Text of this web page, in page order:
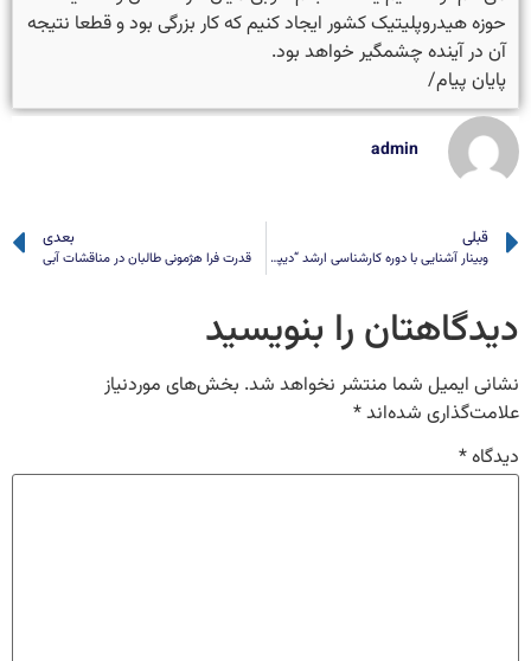
حوزه هیدروپلیتیک کشور ایجاد کنیم که کار بزرگی بود و قطعا نتیجه
آن در آینده چشمگیر خواهد بود.
پایان پیام/
admin
قبلی
وبینار آشنایی با دوره کارشناسی ارشد “دیپلماسی و همکاری آبی” در کشور هلند
بعدی
قدرت فرا هژمونی طالبان در مناقشات آبی
دیدگاهتان را بنویسید
نشانی ایمیل شما منتشر نخواهد شد. بخش‌های موردنیاز
علامت‌گذاری شده‌اند*
دیدگاه*